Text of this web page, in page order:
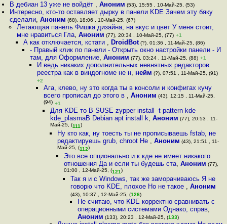
В дебиан 13 уже не войдёт ,Аноним (53), 15:55 , 10-Май-25, (53)
Интересно, кто-то оставляет дырку в панели KDE Зачем эту бяку
сделали,Аноним (68), 18:06 , 10-Май-25, (67)
Летающая панель Фишка дизайна, на вкус и цвет У меня стоит,
мне нравиться Гла, Аноним (77), 20:34 , 10-Май-25, (77) +1
А как отключается, кстати , DroidBot(?), 01:36 , 11-Май-25, (86)
- Правый клик по панели - Открыть окно настройки панели - И
там, для Оформление,Аноним (77), 03:24 , 11-Май-25, (88) +1
И ведь никаких дополнительных невнятных редакторов
реестра как в виндогноме не н, нейм (?), 07:51 , 11-Май-25, (91)
+2
Ага, клево, ну это когда ты в консоли и конфигах кучу
всего прописал до этого в , Аноним (43), 12:15 , 11-Май-25,
(94) +1
Для KDE то В SUSE zypper install -t pattern kde
kde_plasmaВ Debian apt install k,Аноним (77), 20:53 , 11-
Май-25, (111)
Ну кто как, ну тоесть ты не прописываешь fstab, не
редактируешь grub, chroot Не , Аноним (43), 21:51 , 11-
Май-25, (112)
Это все опционально и к кде не имеет никакого
отношения Да и если ты будешь ста, Аноним (77),
01:00 , 12-Май-25, (121)
Так я и с Windows, так же заморачиваюсь Я не
говорю что KDE, плохое Но не такое ,Аноним
(43), 10:37 , 12-Май-25, (126)
Не считаю, что KDE корректно сравнивать с
операционными системами Однако, справ,
Аноним (133), 20:23 , 12-Май-25, (133)